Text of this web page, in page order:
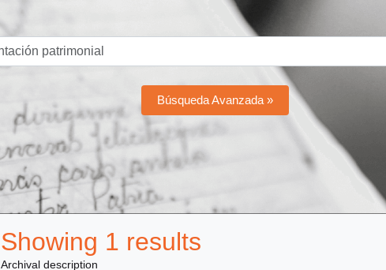
Búsqueda Avanzada »
Showing 1 results
Archival description